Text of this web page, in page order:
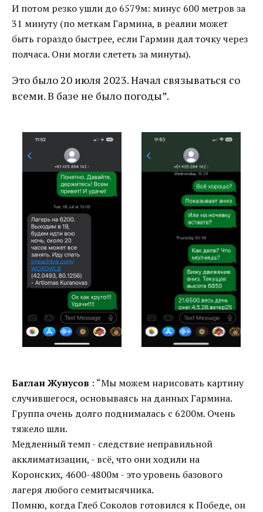
И потом резко ушли до 6579м: минус 600 метров за
31 минуту (по меткам Гармина, в реалии может
быть гораздо быстрее, если Гармин дал точку через
полчаса. Они могли слететь за минуты).
Это было 20 июля 2023. Начал связываться со
всеми. В базе не было погоды”.
Баглан Жунусов : “Мы можем нарисовать картину
случившегося, основываясь на данных Гармина.
Группа очень долго поднималась с 6200м. Очень
тяжело шли.
Медленный темп - следствие неправильной
акклиматизации, - всё, что они ходили на
Коронских, 4600-4800м - это уровень базового
лагеря любого семитысячника.
Помню, когда Глеб Соколов готовился к Победе, он